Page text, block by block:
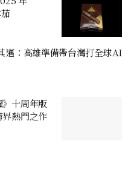
邁：高雄準備帶台灣打全球AI
十周年版
熱門之作